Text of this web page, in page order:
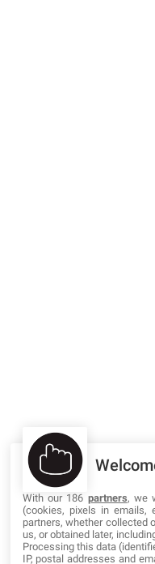
With our 186 partners, we
(cookies, pixels in emails,
partners, whether collected
us, or obtained later,
Processing this data
IP, postal addresses and